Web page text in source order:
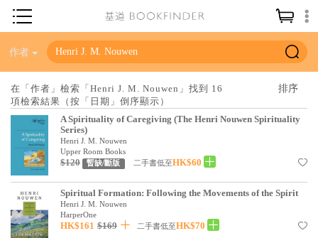
神學／教義
聖經
信仰入門
教會歷史
靈修／禱告
信徒生活
教會事工
作者
在「作者」檢索「Henri J. M. Nouwen」找到 16
項檢索結果（按「日期」倒序顯示）
A Spirituality of Caregiving (The Henri Nouwen Spirituality
Series)
Henri J. M. Nouwen
Upper Room Books
$120 暫缺/斷版 二手書低至HK$60
Spiritual Formation: Following the Movements of the Spirit
Henri J. M. Nouwen
HarperOne
HK$161 $169 二手書低至HK$70